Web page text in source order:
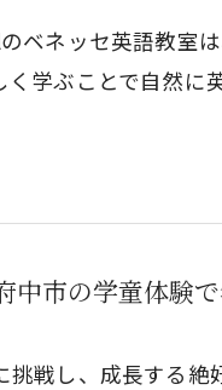
ベネッセ英語教室
学ぶことで自然に
市の学童体験
戦し、成長する